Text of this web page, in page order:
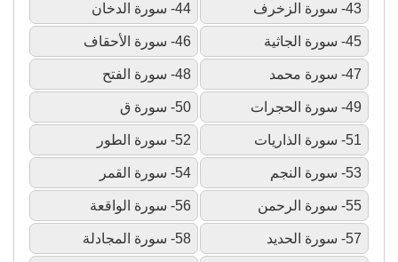
43- سورة الزخرف 44- سورة الدخان
45- سورة الجاثية 46- سورة الأحقاف
47- سورة محمد 48- سورة الفتح
49- سورة الحجرات 50- سورة ق
51- سورة الذاريات 52- سورة الطور
53- سورة النجم 54- سورة القمر
55- سورة الرحمن 56- سورة الواقعة
57- سورة الحديد 58- سورة المجادلة